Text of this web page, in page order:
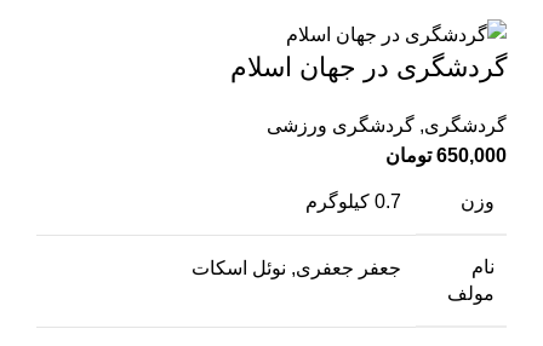
گردشگری در جهان اسلام
گردشگری, گردشگری ورزشی
650,000 تومان
وزن 0.7 کیلوگرم
نام
مولف
جعفر جعفری, نوئل اسکات